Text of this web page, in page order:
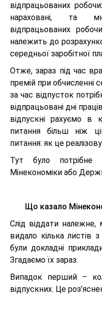
відпрацьованих
нараховані, та
відпрацьованих
належить до
середньої заробітної
Отже, зараз під час
премій при обчисленні
за час відпусток
відпрацьовані дні
відпускні рахуємо в
питання більш ніж
питання: як це
Тут було потрібне
Мінекономіки або
Що казало
Слід віддати
видало кілька листів
були докладні
Згадаємо їх зараз.
Випадок перший –
відпускних. Це